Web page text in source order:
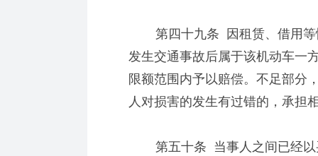
第四十九条 因租赁、借用等
发生交通事故后属于该机动车一
限额范围内予以赔偿。不足部分
人对损害的发生有过错的，承担
第五十条 当事人之间已经以